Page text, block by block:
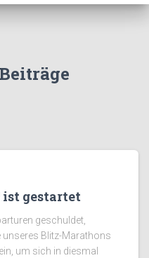
gestartet
geschuldet,
Blitz-Marathons
um sich in diesmal